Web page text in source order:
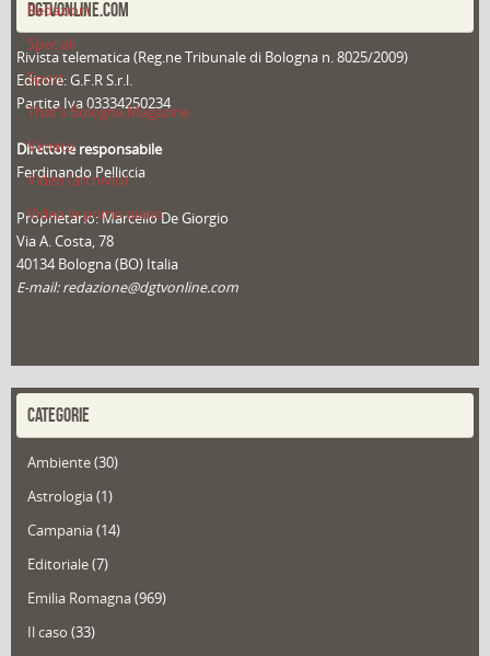
Redazioni
Speciali
Sport
That's Bologna Magazine
Veneto
Video (archivio)
Video in primo piano
DGTVONLINE.COM
Rivista telematica (Reg.ne Tribunale di Bologna n. 8025/2009)
Editore: G.F.R S.r.l.
Partita Iva 03334250234
Direttore responsabile
Ferdinando Pelliccia
Proprietario: Marcello De Giorgio
Via A. Costa, 78
40134 Bologna (BO) Italia
E-mail: redazione@dgtvonline.com
CATEGORIE
Ambiente(30)
Astrologia(1)
Campania(14)
Editoriale(7)
Emilia Romagna(969)
Il caso (33)